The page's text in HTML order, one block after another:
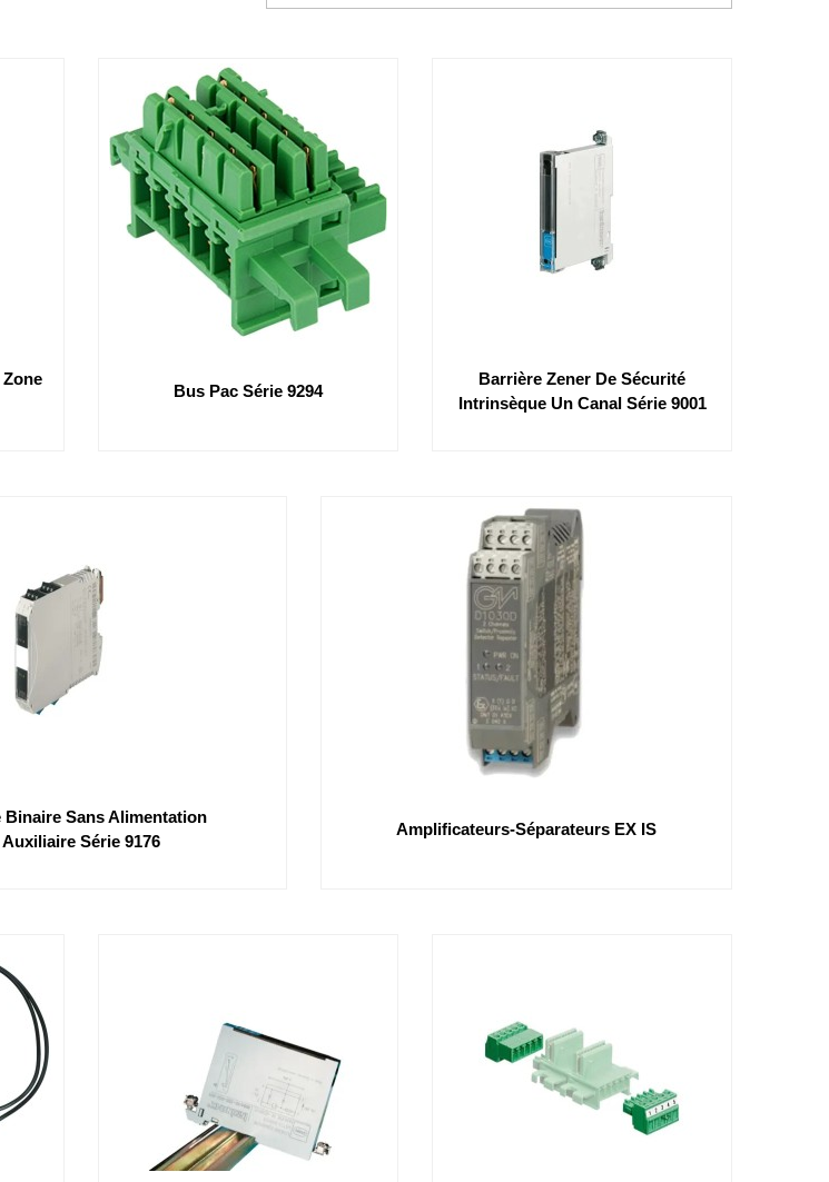
Bus Pac Série 9294
Barrière Zener De Sécurité
Intrinsèque Un Canal Série 9001
Binaire Sans Alimentation
Auxiliaire Série 9176
Amplificateurs-Séparateurs EX IS